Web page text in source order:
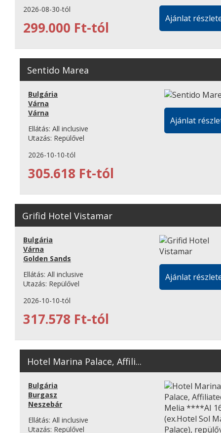
2026-08-30-tól
299.000 Ft-tól
Ajánlat
Sentido Marea
Bulgária
Várna
Várna
Ellátás: All inclusive
Utazás: Repülővel
2026-10-10-tól
305.618 Ft-tól
Ajánlat
Grifid Hotel Vistamar
Bulgária
Várna
Golden Sands
Ellátás: All inclusive
Utazás: Repülővel
2026-10-10-tól
317.578 Ft-tól
Ajánlat
Hotel Marina Palace, Affili...
Bulgária
Burgasz
Neszebár
Ellátás: All inclusive
Utazás: Repülővel